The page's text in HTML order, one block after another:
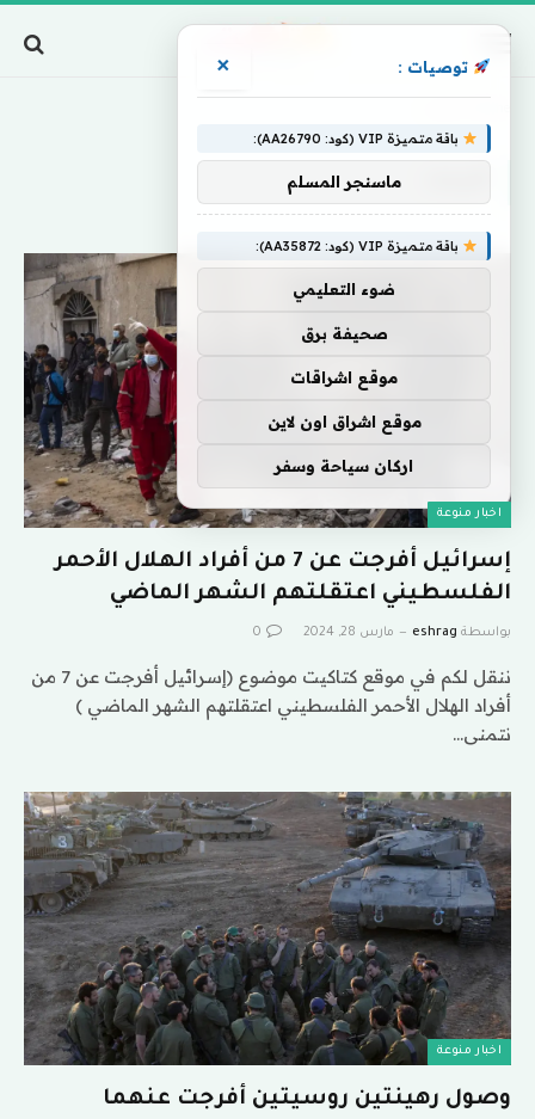
اخبار منوعة
إسرائيل أفرجت عن 7 من أفراد الهلال الأحمر
الفلسطيني اعتقلتهم الشهر الماضي
بواسطة eshrag مارس 28, 2024 0
ننقل لكم في موقع كتاكيت موضوع (إسرائيل أفرجت عن 7 من
أفراد الهلال الأحمر الفلسطيني اعتقلتهم الشهر الماضي )
نتمنى…
اخبار منوعة
وصول رهينتين روسيتين أفرجت عنهما
توصيات : ×
باقة متميزة VIP (كود: AA26790):
ماسنجر المسلم
باقة متميزة VIP (كود: AA35872):
ضوء التعليمي
صحيفة برق
موقع اشراقات
موقع اشراق اون لاين
اركان سياحة وسفر